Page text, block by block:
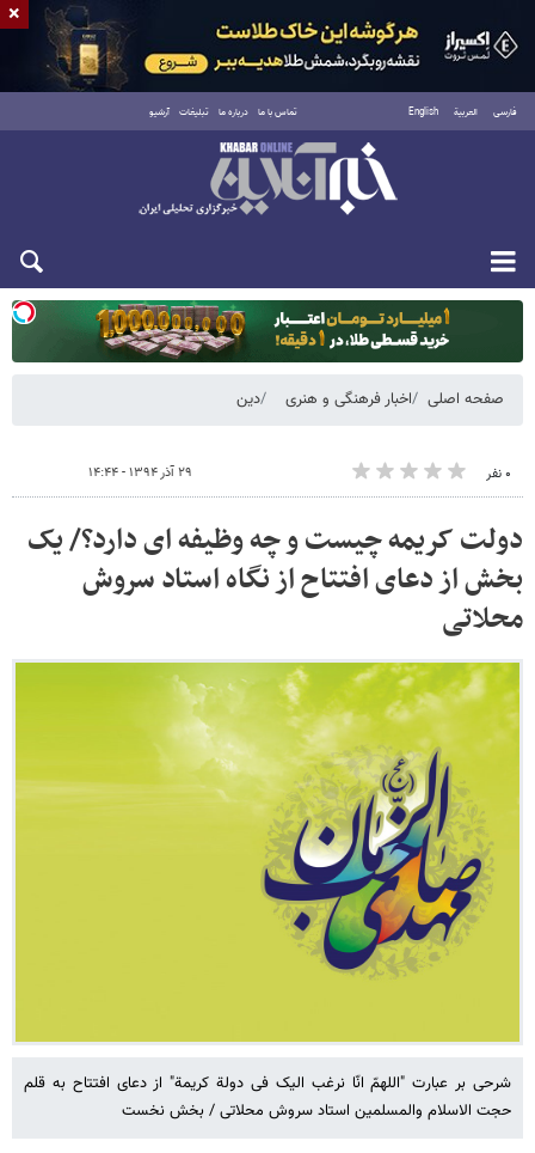
فارسی العربية English تماس با ما درباره ما تبلیغات آرشیو
یکشنبه ۱۸ مرداد ۱۴۰۵
صفحه اصلی اخبار فرهنگی و هنری دین
۰ نفر ۲۹ آذر ۱۳۹۴ - ۱۴:۴۴
دولت کریمه چیست و چه وظیفه ای دارد؟/ یک
بخش از دعای افتتاح از نگاه استاد سروش
محلاتی
شرحی بر عبارت "اللهمّ انّا نرغب الیک فی دولة کریمة" از دعای افتتاح به قلم
حجت الاسلام والمسلمین استاد سروش محلاتی / بخش نخست
×